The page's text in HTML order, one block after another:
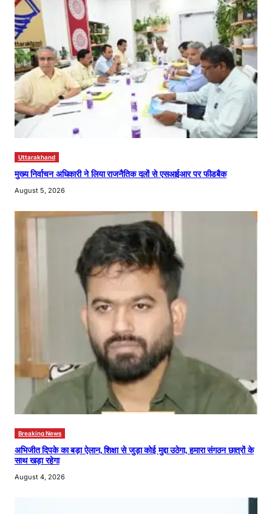
Uttarakhand
मुख्य निर्वाचन अधिकारी ने लिया राजनैतिक दलों से एसआईआर पर फीडबैक
August 5, 2026
Breaking News
अभिजीत दिपके का बड़ा ऐलान, शिक्षा से जुड़ा कोई मुद्दा उठेगा, हमारा संगठन छात्रों के
साथ खड़ा रहेगा
August 4, 2026